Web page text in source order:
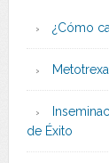
¿Cómo
de Éxito